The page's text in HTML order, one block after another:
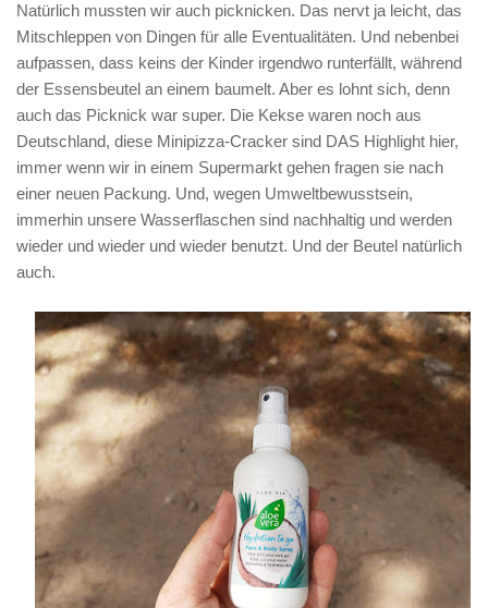
Natürlich mussten wir auch picknicken. Das nervt ja leicht, das
Mitschleppen von Dingen für alle Eventualitäten. Und nebenbei
aufpassen, dass keins der Kinder irgendwo runterfällt, während
der Essensbeutel an einem baumelt. Aber es lohnt sich, denn
auch das Picknick war super. Die Kekse waren noch aus
Deutschland, diese Minipizza-Cracker sind DAS Highlight hier,
immer wenn wir in einem Supermarkt gehen fragen sie nach
einer neuen Packung. Und, wegen Umweltbewusstsein,
immerhin unsere Wasserflaschen sind nachhaltig und werden
wieder und wieder und wieder benutzt. Und der Beutel natürlich
auch.